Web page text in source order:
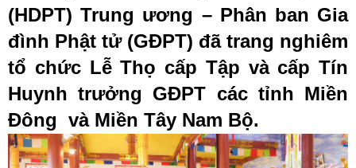
(HDPT) Trung ương – Phân ban Gia
đình Phật tử (GĐPT) đã trang nghiêm
tổ chức Lễ Thọ cấp Tập và cấp Tín
Huynh trưởng GĐPT các tỉnh Miền
Đông và Miền Tây Nam Bộ.